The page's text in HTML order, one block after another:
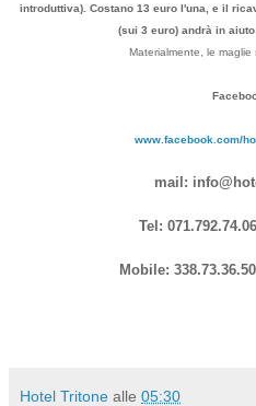
introduttiva). Costano 13 euro l'una, e il
(sui 3 euro) andrà in
Materialmente, le maglie
www.facebook.com/
mail:
Tel:
Mobile:
Hotel Tritone alle 05:30